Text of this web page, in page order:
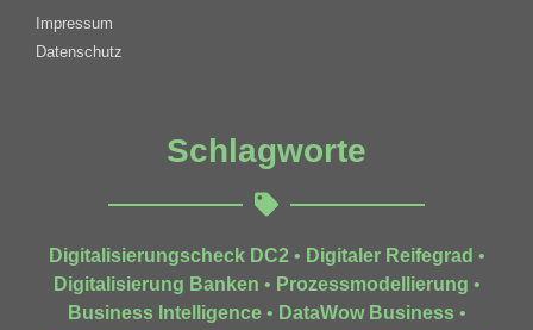
Impressum
Datenschutz
Schlagworte
Digitalisierungscheck DC2• Digitaler Reifegrad •
Digitalisierung Banken • Prozessmodellierung •
Business Intelligence• DataWow Business•